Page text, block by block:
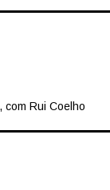
com Rui Coelho